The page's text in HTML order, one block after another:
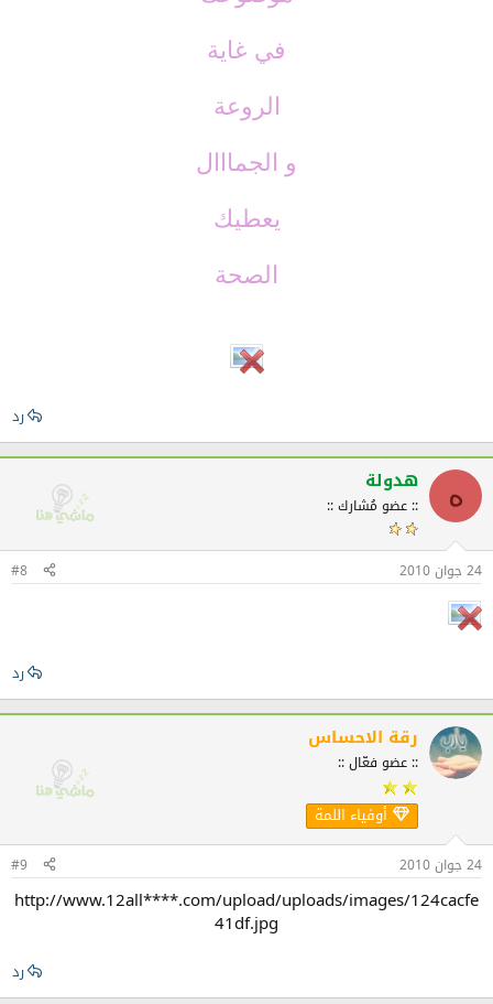
في غاية
الروعة
و الجمااال
يعطيك
الصحة
رد
ه هدولة
:: عضو مُشارك ::
24 جوان 2010 #8
رد
رقة الاحساس
:: عضو فعّال ::
أوفياء اللمة
24 جوان 2010 #9
http://www.12all****.com/upload/uploads/images/124cacfe
41df.jpg​
رد